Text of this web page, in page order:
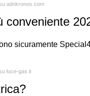
adnkronos.com
conveniente
sicuramente
luce-gas.it